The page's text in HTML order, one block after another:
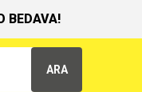
BEDAVA!
ARA